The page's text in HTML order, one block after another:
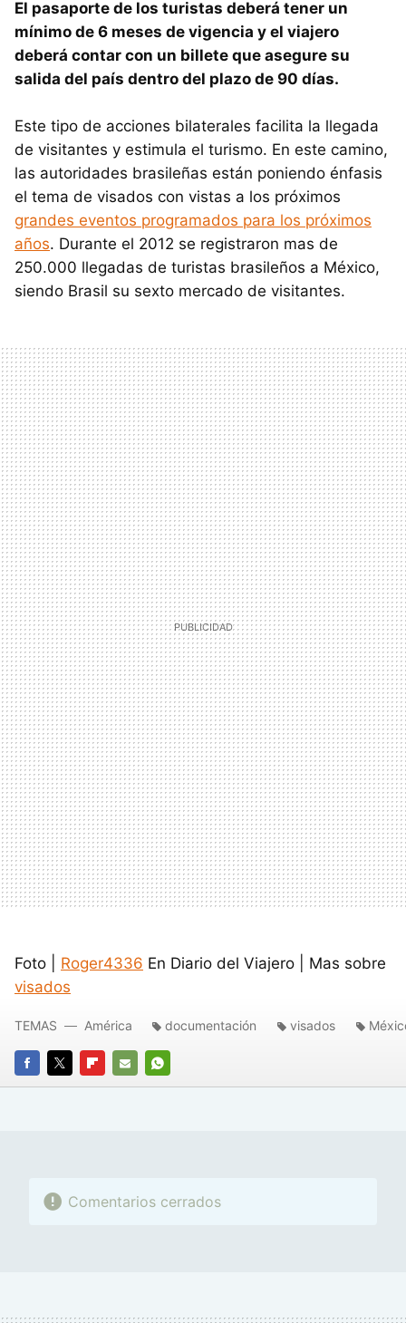
El pasaporte de los turistas deberá tener un
mínimo de 6 meses de vigencia y el viajero
deberá contar con un billete que asegure su
salida del país dentro del plazo de 90 días.
Este tipo de acciones bilaterales facilita la llegada
de visitantes y estimula el turismo. En este camino,
las autoridades brasileñas están poniendo énfasis
el tema de visados con vistas a los próximos
grandes eventos programados para los próximos
años. Durante el 2012 se registraron mas de
250.000 llegadas de turistas brasileños a México,
siendo Brasil su sexto mercado de visitantes.
Foto | Roger4336 En Diario del Viajero | Mas sobre
visados
FACEBOOK
TWITTERFLIPBOARD
E-
WHATSAPP
TEMAS América documentación visados
Comentarios cerrados